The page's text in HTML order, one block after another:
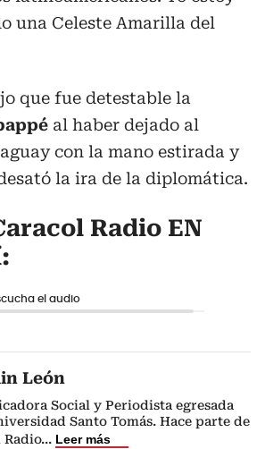
una Celeste Amarilla del
que fue detestable la
al haber dejado al
con la mano estirada y
la ira de la diplomática.
Radio EN
el audio
León
Social y Periodista egresada
Santo Tomás. Hace parte de
Radio... Leer más